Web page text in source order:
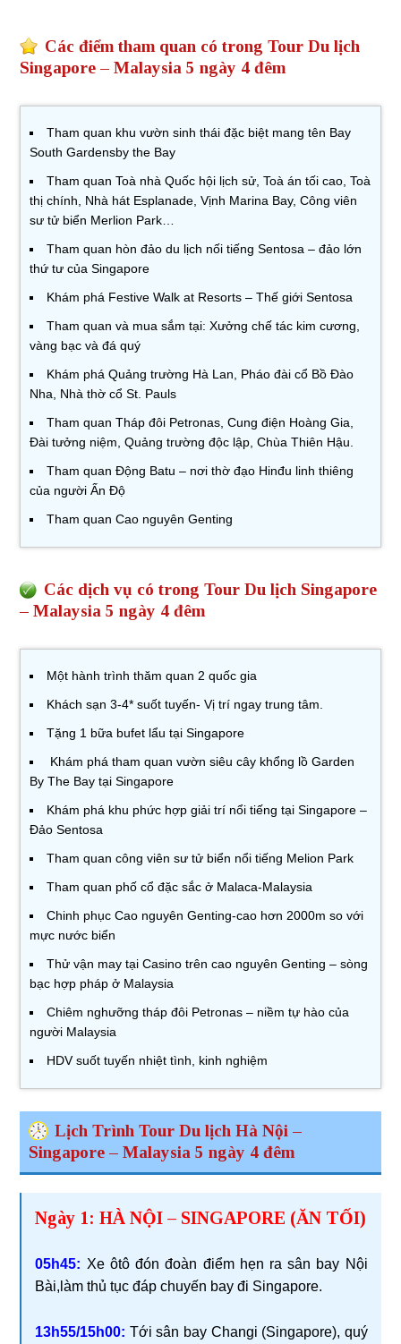
Các điểm tham quan có trong Tour Du lịch
Singapore – Malaysia 5 ngày 4 đêm
Tham quan khu vườn sinh thái đặc biệt mang tên Bay
South Gardensby the Bay
Tham quan Toà nhà Quốc hội lịch sử, Toà án tối cao, Toà
thị chính, Nhà hát Esplanade, Vịnh Marina Bay, Công viên
sư tử biển Merlion Park…
Tham quan hòn đảo du lịch nối tiếng Sentosa – đảo lớn
thứ tư của Singapore
Khám phá Festive Walk at Resorts – Thế giới Sentosa
Tham quan và mua sắm tại: Xưởng chế tác kim cương,
vàng bạc và đá quý
Khám phá Quảng trường Hà Lan, Pháo đài cổ Bồ Đào
Nha, Nhà thờ cổ St. Pauls
Tham quan Tháp đôi Petronas, Cung điện Hoàng Gia,
Đài tưởng niệm, Quảng trường độc lập, Chùa Thiên Hậu.
Tham quan Động Batu – nơi thờ đạo Hinđu linh thiêng
của người Ấn Độ
Tham quan Cao nguyên Genting
Các dịch vụ có trong Tour Du lịch Singapore
– Malaysia 5 ngày 4 đêm
Một hành trình thăm quan 2 quốc gia
Khách sạn 3-4* suốt tuyến- Vị trí ngay trung tâm.
Tặng 1 bữa bufet lẩu tại Singapore
Khám phá tham quan vườn siêu cây khổng lồ Garden
By The Bay tại Singapore
Khám phá khu phức hợp giải trí nổi tiếng tại Singapore –
Đảo Sentosa
Tham quan công viên sư tử biển nổi tiếng Melion Park
Tham quan phố cổ đặc sắc ở Malaca-Malaysia
Chinh phục Cao nguyên Genting-cao hơn 2000m so với
mực nước biển
Thử vận may tại Casino trên cao nguyên Genting – sòng
bạc hợp pháp ở Malaysia
Chiêm nghưỡng tháp đôi Petronas – niềm tự hào của
người Malaysia
HDV suốt tuyến nhiệt tình, kinh nghiệm
Lịch Trình Tour Du lịch Hà Nội –
Singapore – Malaysia 5 ngày 4 đêm
Ngày 1: HÀ NỘI – SINGAPORE (ĂN TỐI)
05h45: Xe ôtô đón đoàn điểm hẹn ra sân bay Nội
Bài,làm thủ tục đáp chuyến bay đi Singapore.
13h55/15h00: Tới sân bay Changi (Singapore), quý